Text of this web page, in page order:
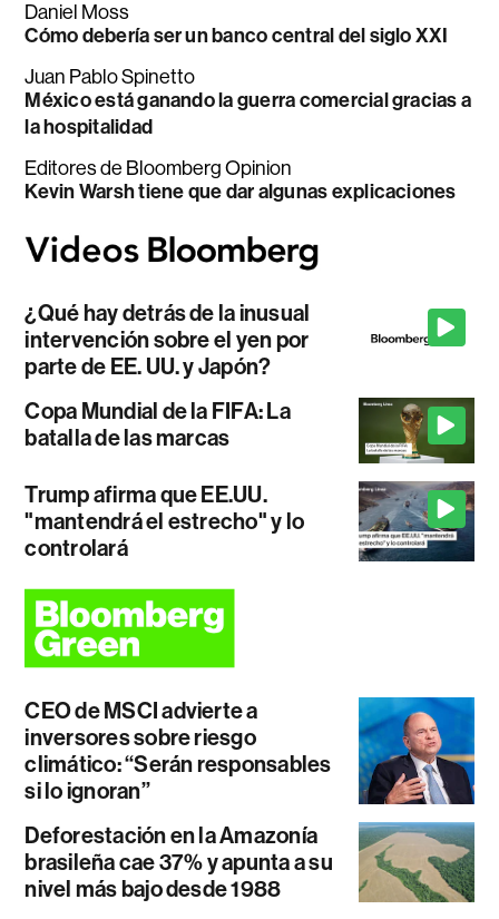
Daniel Moss
Cómo debería ser un banco central del siglo XXI
Juan Pablo Spinetto
México está ganando la guerra comercial gracias a
la hospitalidad
Editores de Bloomberg Opinion
Kevin Warsh tiene que dar algunas explicaciones
¿Qué hay detrás de la inusual
intervención sobre el yen por
parte de EE. UU. y Japón?
Copa Mundial de la FIFA: La
batalla de las marcas
Trump afirma que EE.UU.
"mantendrá el estrecho" y lo
controlará
CEO de MSCI advierte a
inversores sobre riesgo
climático: “Serán responsables
si lo ignoran”
Deforestación en la Amazonía
brasileña cae 37% y apunta a su
nivel más bajo desde 1988